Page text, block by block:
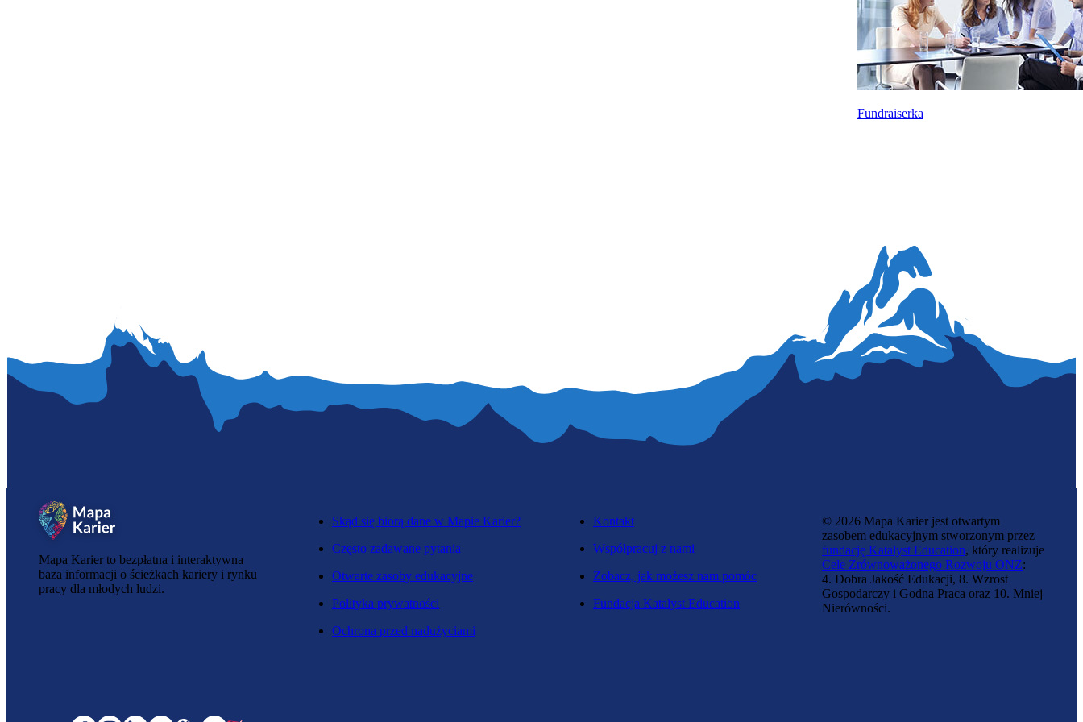
Fundraiserka
Mapa Karier to bezpłatna i interaktywna
baza informacji o ścieżkach kariery i rynku
pracy dla młodych ludzi.
Skąd się biorą dane w Mapie Karier?
Często zadawane pytania
Otwarte zasoby edukacyjne
Polityka prywatności
Ochrona przed nadużyciami
Kontakt
Współpracuj z nami
Zobacz, jak możesz nam pomóc
Fundacja Katalyst Education
© 2026 Mapa Karier jest otwartym
zasobem edukacyjnym stworzonym przez
fundację Katalyst Education, który realizuje
Cele Zrównoważonego Rozwoju ONZ:
4. Dobra Jakość Edukacji, 8. Wzrost
Gospodarczy i Godna Praca oraz 10. Mniej
Nierówności.